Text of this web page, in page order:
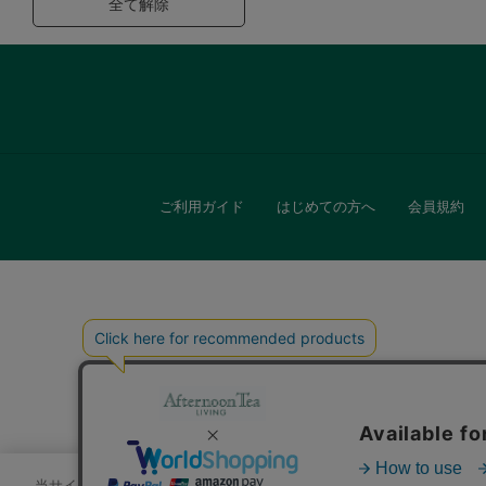
全て解除
ご利用ガイド はじめての方へ 会員規約